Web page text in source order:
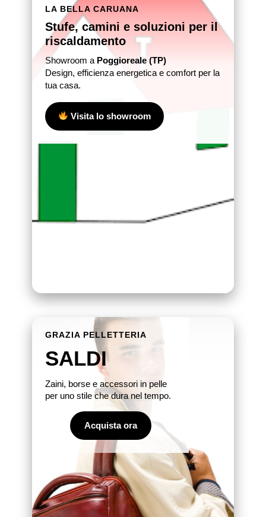
LA BELLA CARUANA
Stufe, camini e soluzioni per il
riscaldamento
Showroom a Poggioreale (TP)
Design, efficienza energetica e comfort per la
tua casa.
Visita lo showroom
GRAZIA PELLETTERIA
SALDI
Zaini, borse e accessori in pelle
per uno stile che dura nel tempo.
Acquista ora